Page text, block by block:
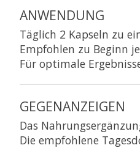
ANWENDUNG
Täglich 2 Kapseln zu
Empfohlen zu Beginn
Für optimale
GEGENANZEIGEN
Das
Die empfohlene